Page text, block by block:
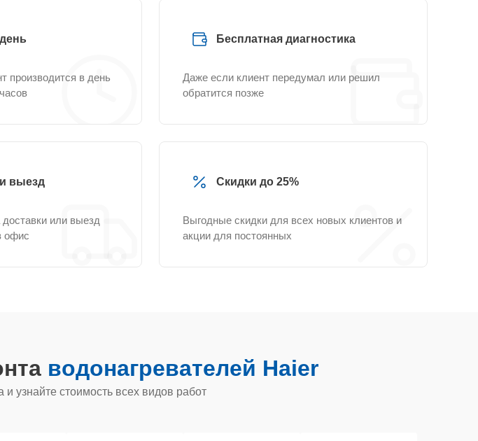
производится в день
Бесплатная диагностика
Даже если клиент передумал или решил
обратится позже
выезд
или выезд
офис
Скидки до 25%
Выгодные скидки для всех новых клиентов и
акции для постоянных
водонагревателей Haier
узнайте стоимость всех видов работ